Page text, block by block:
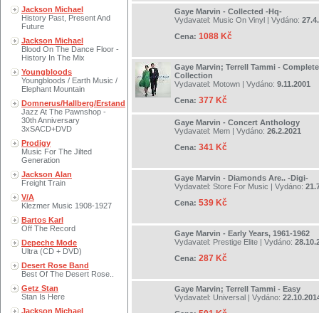
Jackson Michael
History Past, Present And
Future
Jackson Michael
Blood On The Dance Floor -
History In The Mix
Youngbloods
Youngbloods / Earth Music /
Elephant Mountain
Domnerus/Hallberg/Erstand
Jazz At The Pawnshop -
30th Anniversary
3xSACD+DVD
Prodigy
Music For The Jilted
Generation
Jackson Alan
Freight Train
V/A
Klezmer Music 1908-1927
Bartos Karl
Off The Record
Depeche Mode
Ultra (CD + DVD)
Desert Rose Band
Best Of The Desert Rose..
Getz Stan
Stan Is Here
Jackson Michael
Gaye Marvin - Collected -Hq-
Vydavatel: Music On Vinyl | Vydáno:
Cena: 1088 Kč
Gaye Marvin; Terrell Tammi -
Collection
Vydavatel: Motown | Vydáno: 9.11.2001
Cena: 377 Kč
Gaye Marvin - Concert Anthology
Vydavatel: Mem | Vydáno: 26.2.2021
Cena: 341 Kč
Gaye Marvin - Diamonds Are.. -Digi-
Vydavatel: Store For Music | Vydáno:
Cena: 539 Kč
Gaye Marvin - Early Years, 1961-1962
Vydavatel: Prestige Elite | Vydáno:
Cena: 287 Kč
Gaye Marvin; Terrell Tammi - Easy
Vydavatel: Universal | Vydáno: